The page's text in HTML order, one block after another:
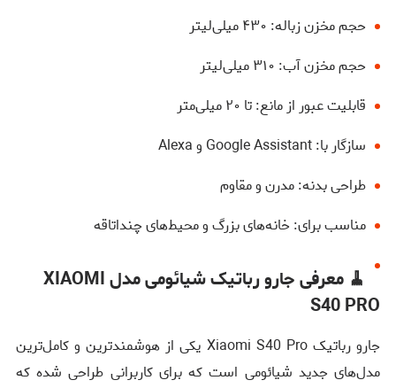
حجم مخزن زباله: ۴۳۰ میلی‌لیتر
حجم مخزن آب: ۳۱۰ میلی‌لیتر
قابلیت عبور از مانع: تا ۲۰ میلی‌متر
سازگار با: Google Assistant و Alexa
طراحی بدنه: مدرن و مقاوم
مناسب برای: خانه‌های بزرگ و محیط‌های چنداتاقه
🧹
معرفی جارو رباتیک شیائومی مدل XIAOMI
S40 PRO
جارو رباتیک Xiaomi S40 Pro یکی از هوشمندترین و کامل‌ترین
مدل‌های جدید شیائومی است که برای کاربرانی طراحی شده که